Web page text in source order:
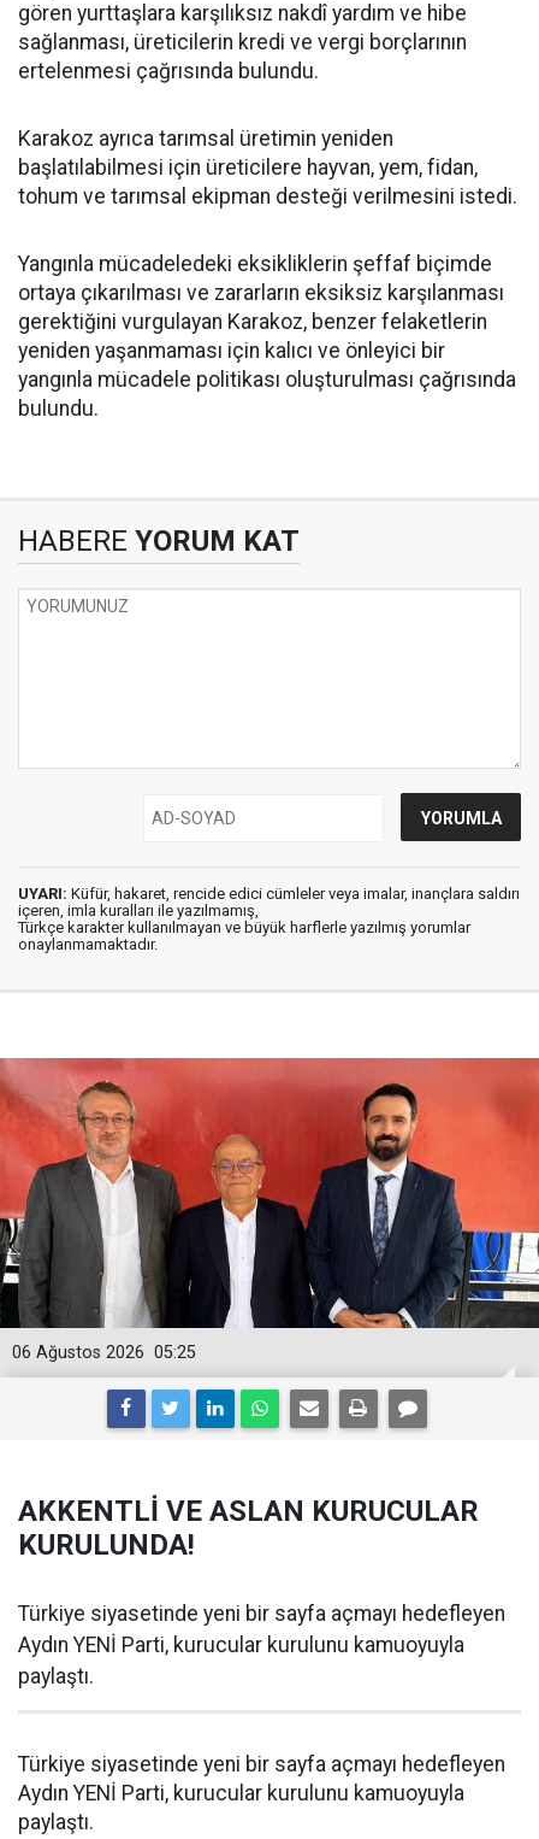
gören yurttaşlara karşılıksız nakdî yardım ve hibe
sağlanması, üreticilerin kredi ve vergi borçlarının
ertelenmesi çağrısında bulundu.
Karakoz ayrıca tarımsal üretimin yeniden
başlatılabilmesi için üreticilere hayvan, yem, fidan,
tohum ve tarımsal ekipman desteği verilmesini istedi.
Yangınla mücadeledeki eksikliklerin şeffaf biçimde
ortaya çıkarılması ve zararların eksiksiz karşılanması
gerektiğini vurgulayan Karakoz, benzer felaketlerin
yeniden yaşanmaması için kalıcı ve önleyici bir
yangınla mücadele politikası oluşturulması çağrısında
bulundu.
HABERE YORUM KAT
UYARI: Küfür, hakaret, rencide edici cümleler veya imalar, inançlara saldırı
içeren, imla kuralları ile yazılmamış,
Türkçe karakter kullanılmayan ve büyük harflerle yazılmış yorumlar
onaylanmamaktadır.
05:25
06 Ağustos 2026
AKKENTLİ VE ASLAN KURUCULAR
KURULUNDA!
Türkiye siyasetinde yeni bir sayfa açmayı hedefleyen
Aydın YENİ Parti, kurucular kurulunu kamuoyuyla
paylaştı.
Türkiye siyasetinde yeni bir sayfa açmayı hedefleyen
Aydın YENİ Parti, kurucular kurulunu kamuoyuyla
paylaştı.